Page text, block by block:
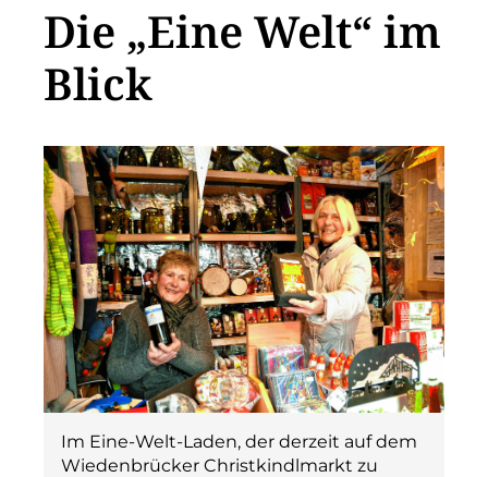
Die „Eine Welt“ im
Blick
Im Eine-Welt-Laden, der derzeit auf dem
Wiedenbrücker Christkindlmarkt zu